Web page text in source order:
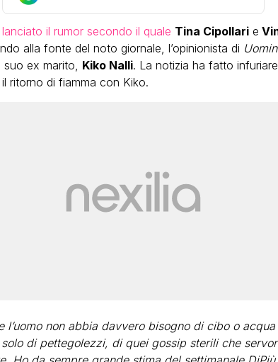
lanciato il rumor secondo il quale Tina Cipollarie
alla fonte del noto giornale, l’opinionista di
ex marito, Kiko Nalli. La notizia ha fatto
ritorno di fiamma con Kiko.
l’uomo non abbia davvero bisogno di cibo o
di pettegolezzi, di quei gossip sterili che